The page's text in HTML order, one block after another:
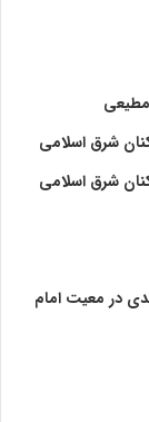
مطیعی
شرق اسلامی
شرق اسلامی
در معیت امام